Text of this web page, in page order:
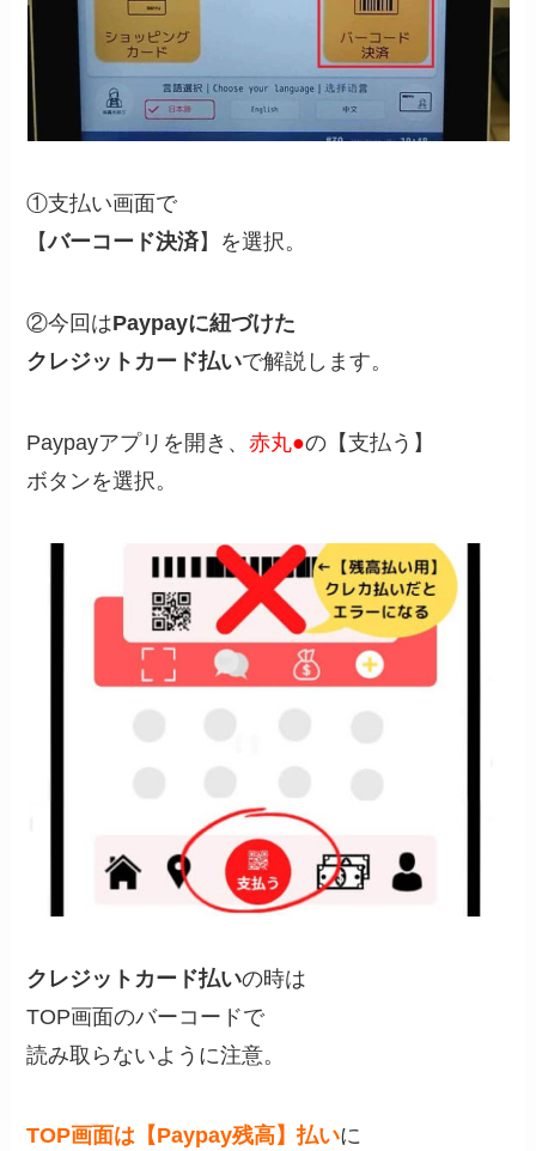
①支払い画面で
【バーコード決済】を選択。
②今回はPaypayに紐づけた
クレジットカード払いで解説します。
Paypayアプリを開き、赤丸●の【支払う】
ボタンを選択。
クレジットカード払いの時は
TOP画面のバーコードで
読み取らないように注意。
TOP画面は【Paypay残高】払いに